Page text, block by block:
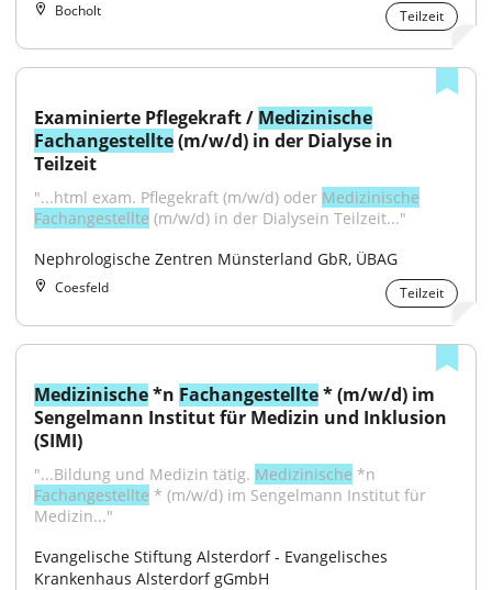
Bocholt Teilzeit
Examinierte Pflegekraft / Medizinische
Fachangestellte (m/w/d) in der Dialyse in
Teilzeit
"...html exam. Pflegekraft (m/w/d) oder Medizinische
Fachangestellte (m/w/d) in der Dialysein Teilzeit..."
Nephrologische Zentren Münsterland GbR, ÜBAG
Coesfeld Teilzeit
Medizinische *n Fachangestellte * (m/w/d) im
Sengelmann Institut für Medizin und Inklusion
(SIMI)
"...Bildung und Medizin tätig. Medizinische
Fachangestellte * (m/w/d) im Sengelmann Institut für
Medizin..."
Evangelische Stiftung Alsterdorf - Evangelisches
Krankenhaus Alsterdorf gGmbH